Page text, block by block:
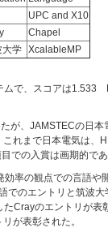
UPC and X10
Chapel
大学 XcalableMP
ムで、スコアは
が、JAMSTECの日
れまで日本電気は
での入賞は画期的で
率の観点での言語
のエントリと筑波
Crayのエントリが
が表彰された。